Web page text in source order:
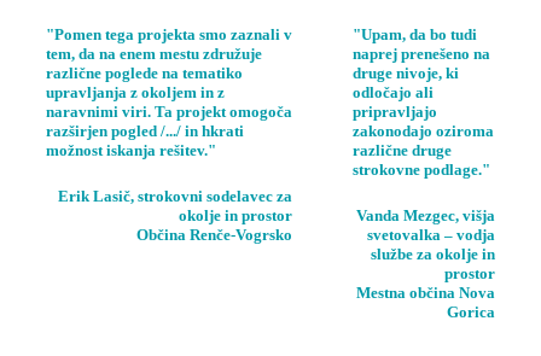
"Pomen tega projekta smo zaznali v
tem, da na enem mestu združuje
različne poglede na tematiko
upravljanja z okoljem in z
naravnimi viri. Ta projekt omogoča
razširjen pogled /.../ in hkrati
možnost iskanja rešitev."
Erik Lasič, strokovni sodelavec za
okolje in prostor
Občina Renče-Vogrsko
"Upam, da bo tudi
naprej prenešeno na
druge nivoje, ki
odločajo ali
pripravljajo
zakonodajo oziroma
različne druge
strokovne podlage."
Vanda Mezgec, višja
svetovalka – vodja
službe za okolje in
prostor
Mestna občina Nova
Gorica